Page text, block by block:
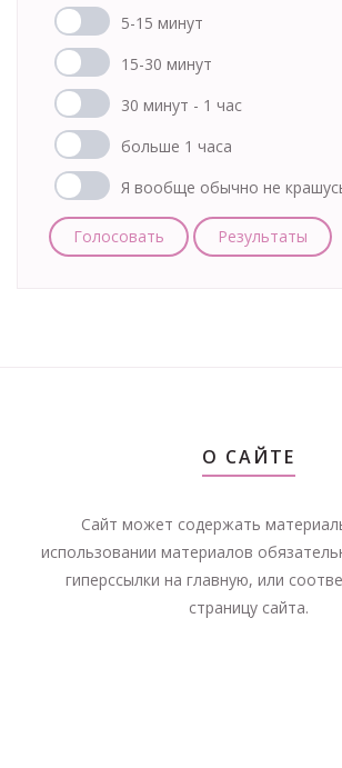
5-15 минут
15-30 минут
30 минут - 1 час
больше 1 часа
Я вообще обычно не
Голосовать Результаты
О САЙТЕ
Сайт может содержать
использовании материалов
гиперссылки на главную, или
страницу сайта.